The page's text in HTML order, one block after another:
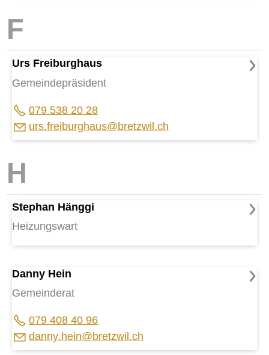
IMMOBILIENANGEBOTE
GEWERBE
Startseite
Inhalt
Kontakt
Impressum
Druckansicht
Urs Freiburghaus
Gemeindepräsident
079 538 20 28
rs fr b rgh s br tzw l ch
Stephan Hänggi
Heizungswart
Danny Hein
Gemeinderat
079 408 40 96
d nny h n br tzw l ch